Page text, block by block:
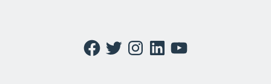
Facebook
TwitterInstagramLinkedInYouTube